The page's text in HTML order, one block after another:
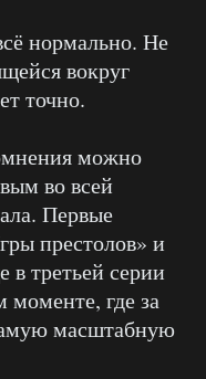
нормально. Не
вокруг
точно.
можно
во всей
Первые
престолов» и
в третьей серии
где за
масштабную